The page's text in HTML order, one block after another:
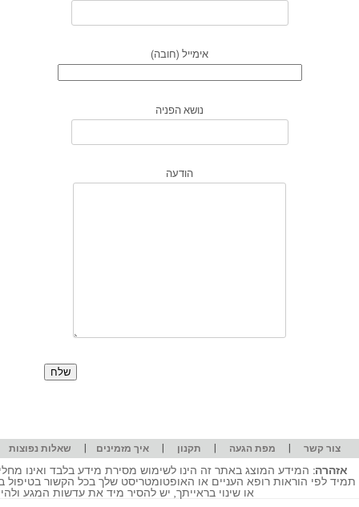
אימייל (חובה)
נושא הפניה
הודעה
צור קשר | מפת הגעה | תקנון |איך מזמינים | שאלות נפוצות
אזהרה: המידע המוצג באתר זה הינו לשימוש מסירת מידע בלבד ואינו
תמיד לפי הוראות רופא העניים או האופטומטריסט שלך בכל הקשור
או שינוי בראייתך, יש להסיר מיד את עדשות המגע